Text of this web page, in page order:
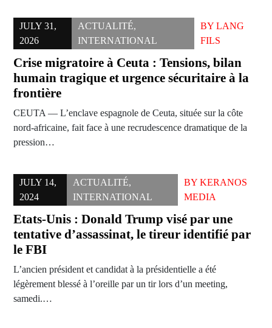
JULY 31,
2026
ACTUALITÉ,
INTERNATIONAL
BYLANG
FILS
Crise migratoire à Ceuta : Tensions, bilan
humain tragique et urgence sécuritaire à la
frontière
CEUTA — L’enclave espagnole de Ceuta, située sur la côte
nord-africaine, fait face à une recrudescence dramatique de la
pression…
JULY 14,
2024
ACTUALITÉ,
INTERNATIONAL
BY KERANOS
MEDIA
Etats-Unis : Donald Trump visé par une
tentative d’assassinat, le tireur identifié par
le FBI
L’ancien président et candidat à la présidentielle a été
légèrement blessé à l’oreille par un tir lors d’un meeting,
samedi.…